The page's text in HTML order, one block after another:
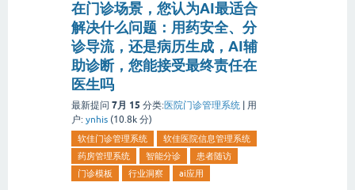
在门诊场景，您认为AI最适合
解决什么问题：用药安全、分
诊导流，还是病历生成，AI辅
助诊断，您能接受最终责任在
医生吗
最新提问 7月 15 分类:医院门诊管理系统
用
户: ynhis (10.8k 分)
软佳门诊管理系统
软佳医院信息管理系统
药房管理系统
智能分诊
患者随访
门诊模板
行业洞察 ai应用